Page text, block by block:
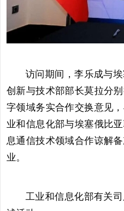
访问期间，李乐成与
创新与技术部部长莫拉分
字领域务实合作交换意见
业和信息化部与埃塞俄比
息通信技术领域合作谅解
业。
工业和信息化部有关